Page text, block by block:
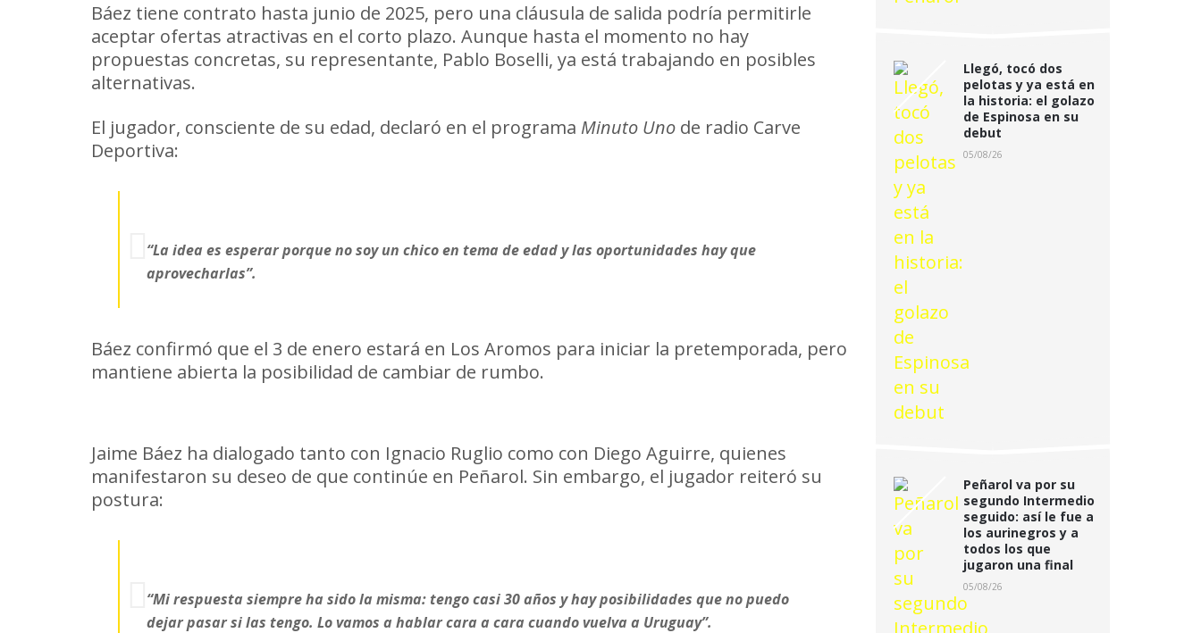
Báez tiene contrato hasta junio de 2025, pero una cláusula de salida podría permitirle
aceptar ofertas atractivas en el corto plazo. Aunque hasta el momento no hay
propuestas concretas, su representante, Pablo Boselli, ya está trabajando en posibles
alternativas.
El jugador, consciente de su edad, declaró en el programa Minuto Uno de radio Carve
Deportiva:
“La idea es esperar porque no soy un chico en tema de edad y las oportunidades hay que
aprovecharlas”.
Báez confirmó que el 3 de enero estará en Los Aromos para iniciar la pretemporada, pero
mantiene abierta la posibilidad de cambiar de rumbo.
Jaime Báez ha dialogado tanto con Ignacio Ruglio como con Diego Aguirre, quienes
manifestaron su deseo de que continúe en Peñarol. Sin embargo, el jugador reiteró su
postura:
“Mi respuesta siempre ha sido la misma: tengo casi 30 años y hay posibilidades que no puedo
dejar pasar si las tengo. Lo vamos a hablar cara a cara cuando vuelva a Uruguay”.
Llegó, tocó dos
pelotas y ya está en
la historia: el golazo
de Espinosa en su
debut
05/08/26
Peñarol va por su
segundo Intermedio
seguido: así le fue a
los aurinegros y a
todos los que
jugaron una final
05/08/26